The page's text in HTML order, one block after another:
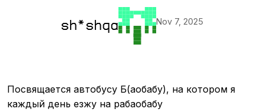
sh*shqa Nov 7, 2025
Посвящается автобусу Б(аобабу), на котором я
каждый день езжу на рабаобабу